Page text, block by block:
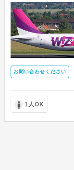
お問い合わせください
1人OK